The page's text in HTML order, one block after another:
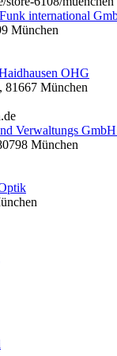
international
München
OHG
81667 München
Verwaltungs
München